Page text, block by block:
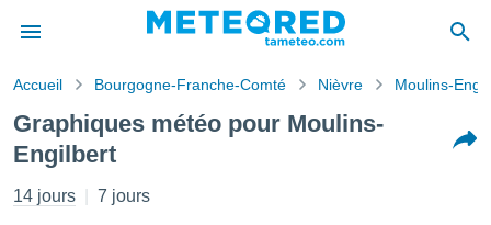
de
a
Accueil Bourgogne-Franche-Comté Nièvre Moulins-
Graphiques météo pour Moulins-
Engilbert
14 jours 7 jours